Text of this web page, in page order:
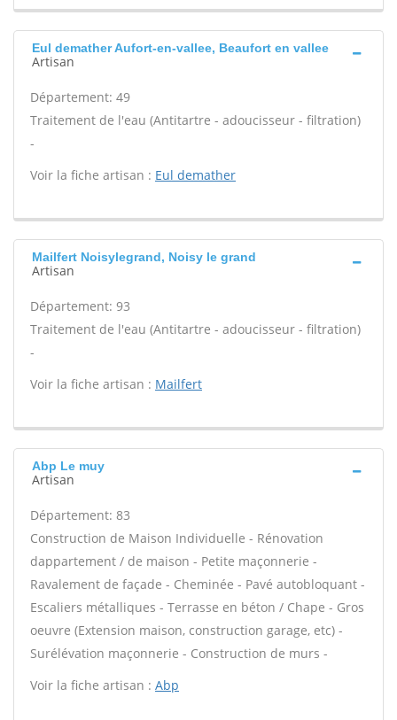
Eul demather Aufort-en-vallee, Beaufort en vallee
Artisan
Département: 49
Traitement de l'eau (Antitartre - adoucisseur - filtration)
-
Voir la fiche artisan : Eul demather
Mailfert Noisylegrand, Noisy le grand
Artisan
Département: 93
Traitement de l'eau (Antitartre - adoucisseur - filtration)
-
Voir la fiche artisan : Mailfert
Abp Le muy
Artisan
Département: 83
Construction de Maison Individuelle - Rénovation
dappartement / de maison - Petite maçonnerie -
Ravalement de façade - Cheminée - Pavé autobloquant -
Escaliers métalliques - Terrasse en béton / Chape - Gros
oeuvre (Extension maison, construction garage, etc) -
Surélévation maçonnerie - Construction de murs -
Voir la fiche artisan : Abp